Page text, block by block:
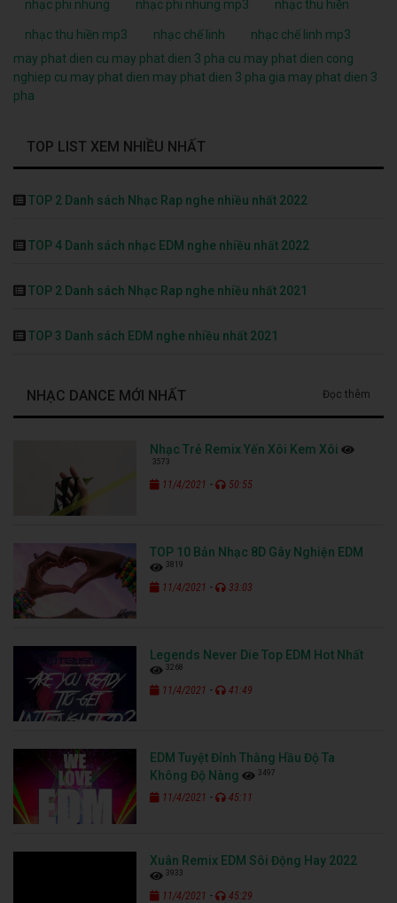
nhạc phi nhung nhạc phi nhung mp3 nhạc thu hiền
nhạc thu hiền mp3 nhạc chế linh
nhạc chế linh mp3
may phat dien cu may phat dien 3 pha cu may phat dien cong
nghiep cu may phat dien may phat dien 3 pha gia may phat dien 3
pha
TOP LIST XEM NHIỀU NHẤT
TOP 2 Danh sách Nhạc Rap nghe nhiều nhất 2022
TOP 4 Danh sách nhạc EDM nghe nhiều nhất 2022
TOP 2 Danh sách Nhạc Rap nghe nhiều nhất 2021
TOP 3 Danh sách EDM nghe nhiều nhất 2021
NHẠC DANCE MỚI NHẤT Đọc thêm
Nhạc Trẻ Remix Yến Xôi Kem Xôi
3573
11/4/2021 - 50:55
TOP 10 Bản Nhạc 8D Gây Nghiện EDM
3819
11/4/2021 - 33:03
Legends Never Die Top EDM Hot Nhất
3268
11/4/2021 - 41:49
EDM Tuyệt Đỉnh Thằng Hầu Độ Ta
Không Độ Nàng
3497
11/4/2021 - 45:11
Xuân Remix EDM Sôi Động Hay 2022
3933
11/4/2021 - 45:29